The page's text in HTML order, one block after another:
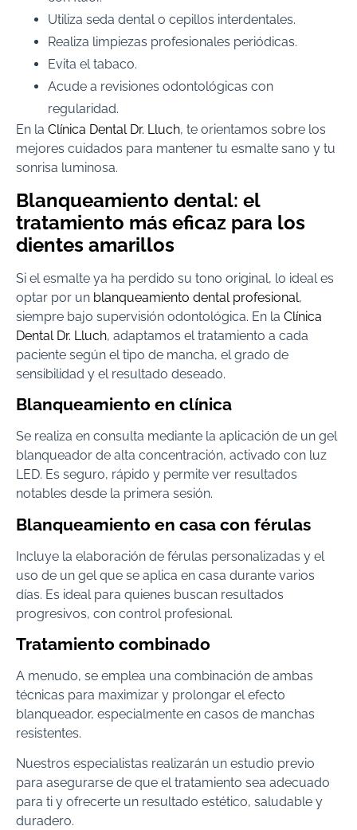
Utiliza seda dental o cepillos interdentales.
Realiza limpiezas profesionales periódicas.
Evita el tabaco.
Acude a revisiones odontológicas con
regularidad.
En la Clínica Dental Dr. Lluch, te orientamos sobre los
mejores cuidados para mantener tu esmalte sano y tu
sonrisa luminosa.
Blanqueamiento dental: el
tratamiento más eficaz para los
dientes amarillos
Si el esmalte ya ha perdido su tono original, lo ideal es
optar por un blanqueamiento dental profesional,
siempre bajo supervisión odontológica. En la Clínica
Dental Dr. Lluch, adaptamos el tratamiento a cada
paciente según el tipo de mancha, el grado de
sensibilidad y el resultado deseado.
Blanqueamiento en clínica
Se realiza en consulta mediante la aplicación de un gel
blanqueador de alta concentración, activado con luz
LED. Es seguro, rápido y permite ver resultados
notables desde la primera sesión.
Blanqueamiento en casa con férulas
Incluye la elaboración de férulas personalizadas y el
uso de un gel que se aplica en casa durante varios
días. Es ideal para quienes buscan resultados
progresivos, con control profesional.
Tratamiento combinado
A menudo, se emplea una combinación de ambas
técnicas para maximizar y prolongar el efecto
blanqueador, especialmente en casos de manchas
resistentes.
Nuestros especialistas realizarán un estudio previo
para asegurarse de que el tratamiento sea adecuado
para ti y ofrecerte un resultado estético, saludable y
duradero.